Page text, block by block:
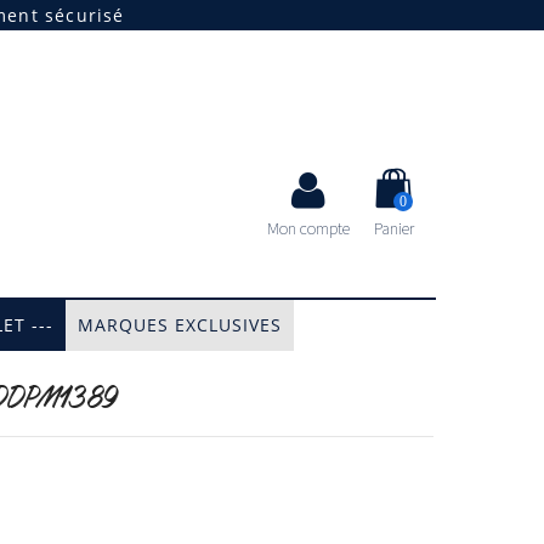
sécurisé
0
Panier
Mon compte
--- MARQUES EXCLUSIVES